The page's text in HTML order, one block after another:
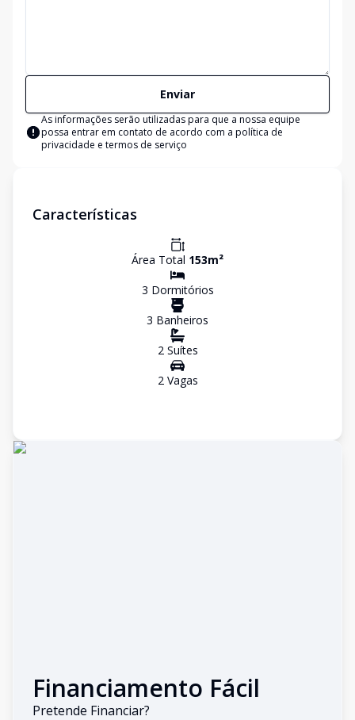
Enviar
As informações serão utilizadas para que a nossa equipe
possa entrar em contato de acordo com a política de
privacidade e termos de serviço
Características
Área Total 153m²
3 Dormitórios
3 Banheiros
2Suítes
2Vagas
Financiamento Fácil
Pretende Financiar?